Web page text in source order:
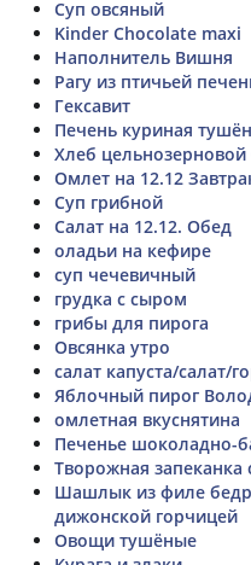
Суп овсяный
Kinder Chocolate maxi
Наполнитель Вишня
Рагу из птичьей
Гексавит
Печень куриная
Хлеб
Омлет на 12.12
Суп грибной
Салат на 12.12. Обед
оладьи на кефире
суп чечевичный
грудка с сыром
грибы для пирога
Овсянка утро
салат капуста/салат/
Яблочный пирог
омлетная вкуснятина
Печенье шоколадно-
Творожная
Шашлык из филе
дижонской горчицей
Овощи тушёные